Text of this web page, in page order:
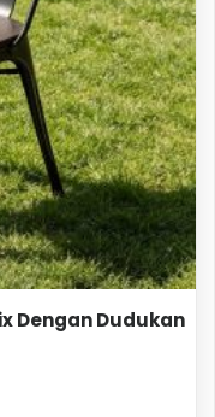
Dengan Dudukan